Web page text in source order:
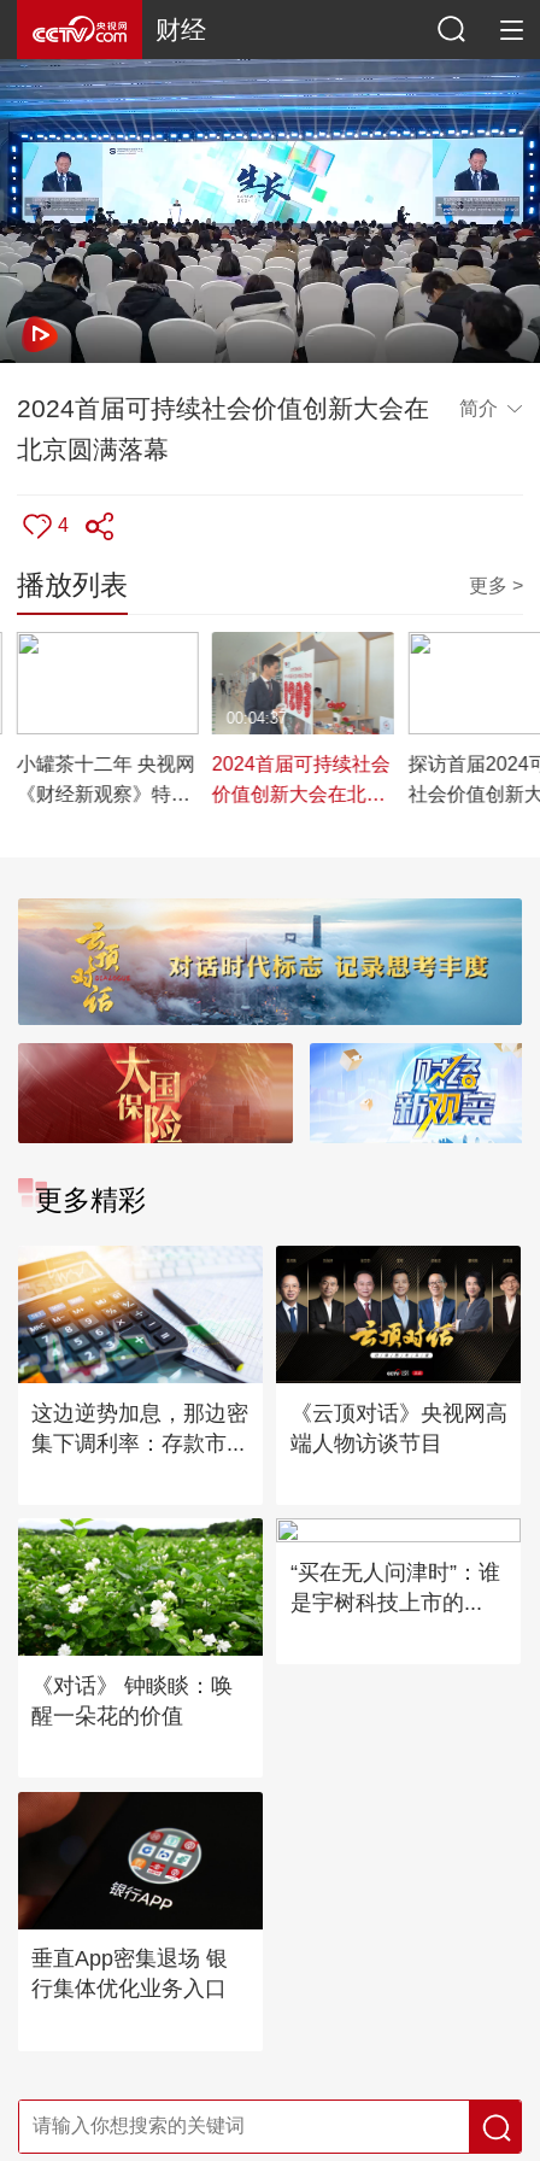
财经
2024首届可持续社会价值创新大会在
北京圆满落幕
简介
4
播放列表 更多 >
小罐茶十二年 央视网
《财经新观察》特别
2024首届可持续社会
价值创新大会在北京
00:04:37
探访首届2024
社会价值创新
更多精彩
这边逆势加息，那边密
集下调利率：存款市...
《云顶对话》央视网高
端人物访谈节目
《对话》 钟睒睒：唤
醒一朵花的价值
“买在无人问津时”：谁
是宇树科技上市的...
垂直App密集退场 银
行集体优化业务入口